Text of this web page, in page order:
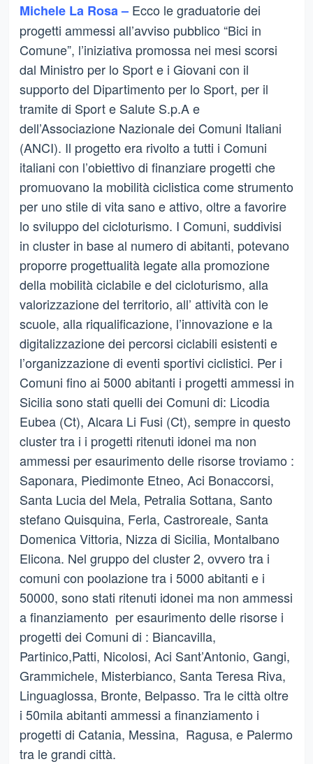
Michele La Rosa –Ecco le graduatorie dei
progetti ammessi all’avviso pubblico “Bici in
Comune”, l’iniziativa promossa nei mesi scorsi
dal Ministro per lo Sport e i Giovani con il
supporto del Dipartimento per lo Sport, per il
tramite di Sport e Salute S.p.A e
dell’Associazione Nazionale dei Comuni Italiani
(ANCI). Il progetto era rivolto a tutti i Comuni
italiani con l’obiettivo di finanziare progetti che
promuovano la mobilità ciclistica come strumento
per uno stile di vita sano e attivo, oltre a favorire
lo sviluppo del cicloturismo. I Comuni, suddivisi
in cluster in base al numero di abitanti, potevano
proporre progettualità legate alla promozione
della mobilità ciclabile e del cicloturismo, alla
valorizzazione del territorio, all’ attività con le
scuole, alla riqualificazione, l’innovazione e la
digitalizzazione dei percorsi ciclabili esistenti e
l’organizzazione di eventi sportivi ciclistici. Per i
Comuni fino ai 5000 abitanti i progetti ammessi in
Sicilia sono stati quelli dei Comuni di: Licodia
Eubea (Ct), Alcara Li Fusi (Ct), sempre in questo
cluster tra i i progetti ritenuti idonei ma non
ammessi per esaurimento delle risorse troviamo :
Saponara, Piedimonte Etneo, Aci Bonaccorsi,
Santa Lucia del Mela, Petralia Sottana, Santo
stefano Quisquina, Ferla, Castroreale, Santa
Domenica Vittoria, Nizza di Sicilia, Montalbano
Elicona. Nel gruppo del cluster 2, ovvero tra i
comuni con poolazione tra i 5000 abitanti e i
50000, sono stati ritenuti idonei ma non ammessi
a finanziamento per esaurimento delle risorse i
progetti dei Comuni di : Biancavilla,
Partinico,Patti, Nicolosi, Aci Sant’Antonio, Gangi,
Grammichele, Misterbianco, Santa Teresa Riva,
Linguaglossa, Bronte, Belpasso. Tra le città oltre
i 50mila abitanti ammessi a finanziamento i
progetti di Catania, Messina, Ragusa, e Palermo
tra le grandi città.